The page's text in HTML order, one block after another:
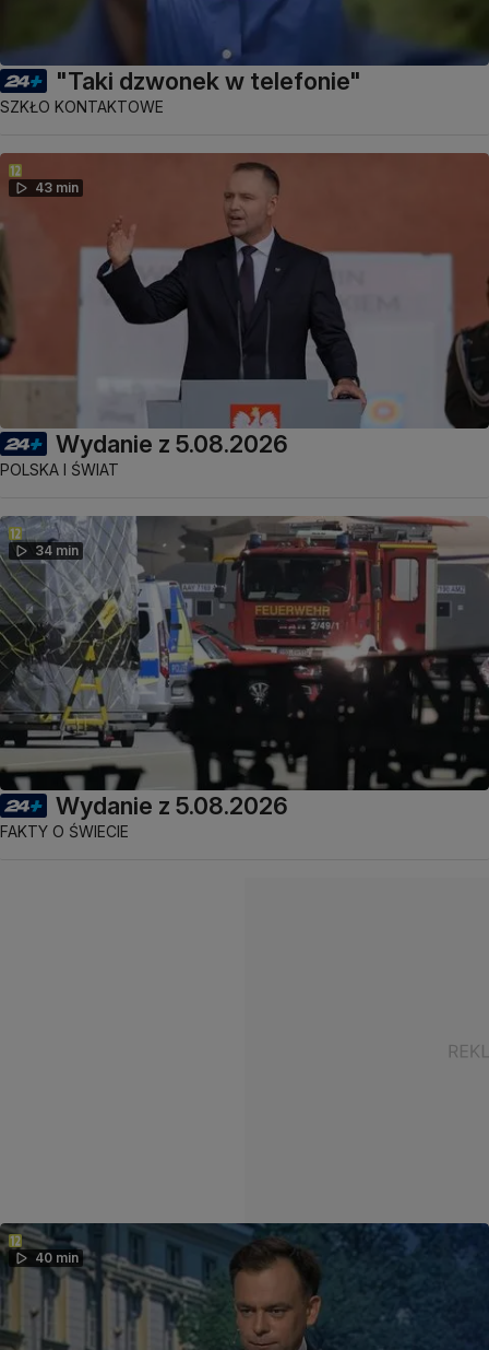
"Taki dzwonek w telefonie"
SZKŁO KONTAKTOWE
43 min
Wydanie z 5.08.2026
POLSKA I ŚWIAT
34 min
Wydanie z 5.08.2026
FAKTY O ŚWIECIE
40 min